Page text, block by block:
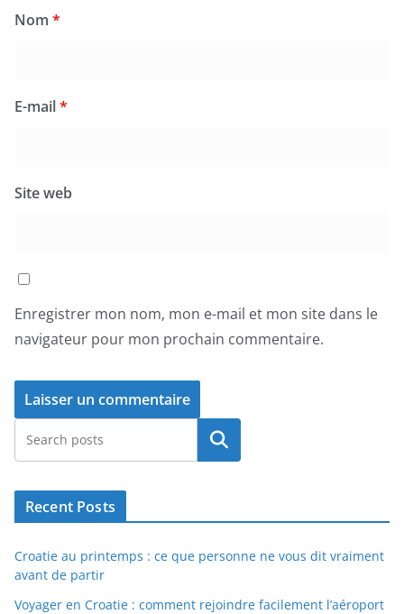
Nom *
E-mail*
Site web
Enregistrer mon nom, mon e-mail et mon site dans le
navigateur pour mon prochain commentaire.
Rechercher
Recent Posts
Croatie au printemps : ce que personne ne vous dit vraiment
avant de partir
Voyager en Croatie : comment rejoindre facilement l’aéroport